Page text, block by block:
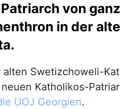
von
in der
Swetizchoweli-
Katholikos-
UOJ Georgien.